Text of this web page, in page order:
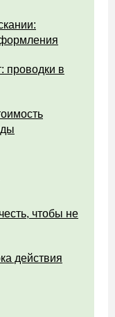
проводки в
чтобы не
действия